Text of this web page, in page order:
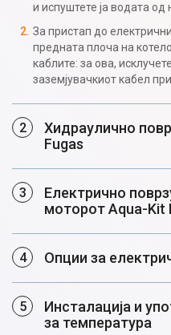
и испуштете ја водата од
За пристап до
предната плоча на
каблите: за ова,
заземјувачкиот кабел
Хидраулично
Fugas
Електрично
моторот Aqua-Kit
Опции за
Инсталација и
за температура